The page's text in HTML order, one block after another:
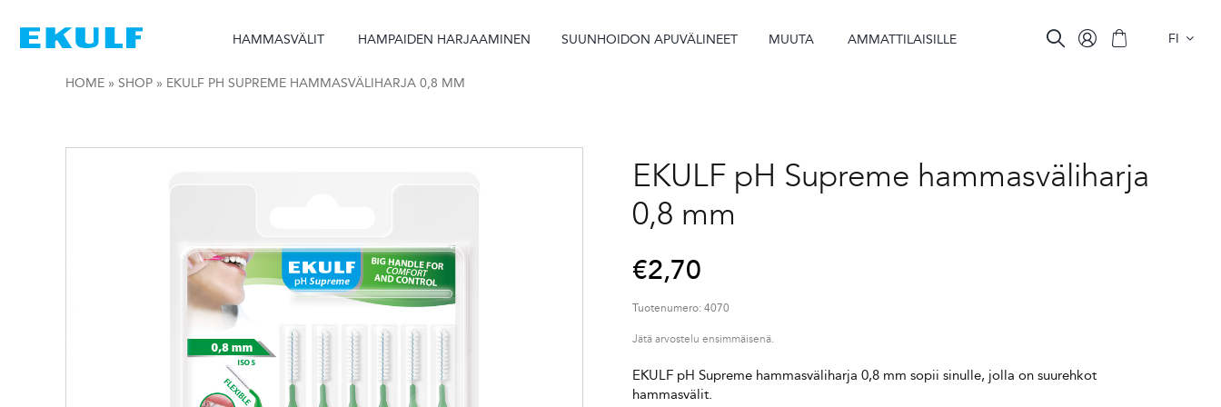
content
HAMMASVÄLIT HAMPAIDEN HARJAAMINEN SUUNHOIDON APUVÄLINEET MUUTA AMMATTILAISILLE FI
HOME» SHOP» EKULF PH SUPREME HAMMASVÄLIHARJA 0,8 MM
EKULF pH Supreme hammasväliharja
0,8 mm
€2,70
Tuotenumero:4070
Jätä arvostelu ensimmäisenä.
EKULF pH Supreme hammasväliharja 0,8 mm sopii sinulle, jolla on suurehkot
hammasvälit.